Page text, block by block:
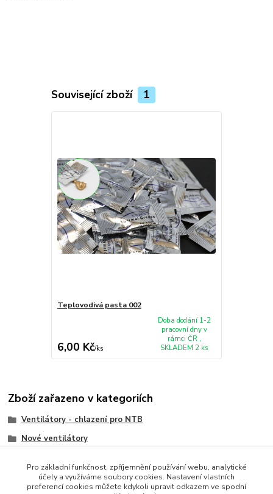
Související zboží 1
Teplovodivá pasta 002
6,00 Kč/ks
Doba dodání 1-2
pracovní dny v
rámci ČR ,
SKLADEM 2 ks
Zboží zařazeno v kategoriích
Ventilátory - chlazení pro NTB
Nové ventilátory
Pro základní funkčnost, zpříjemnění používání webu, analytické
účely a využíváme soubory cookies. Nastavení vlastních
preferencí cookies můžete kdykoli upravit odkazem ve spodní